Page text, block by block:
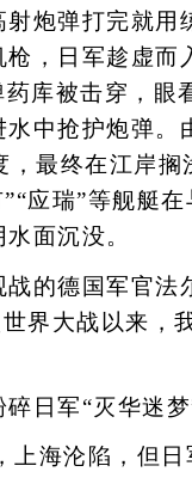
射炮弹打完就用
，日军趁虚而
药库被击穿，眼
中抢护炮弹。
，最终在江岸搁
应瑞”等舰艇
面沉没。
的德国军官法
界大战以来，
日军“灭华迷梦
海沦陷，但日